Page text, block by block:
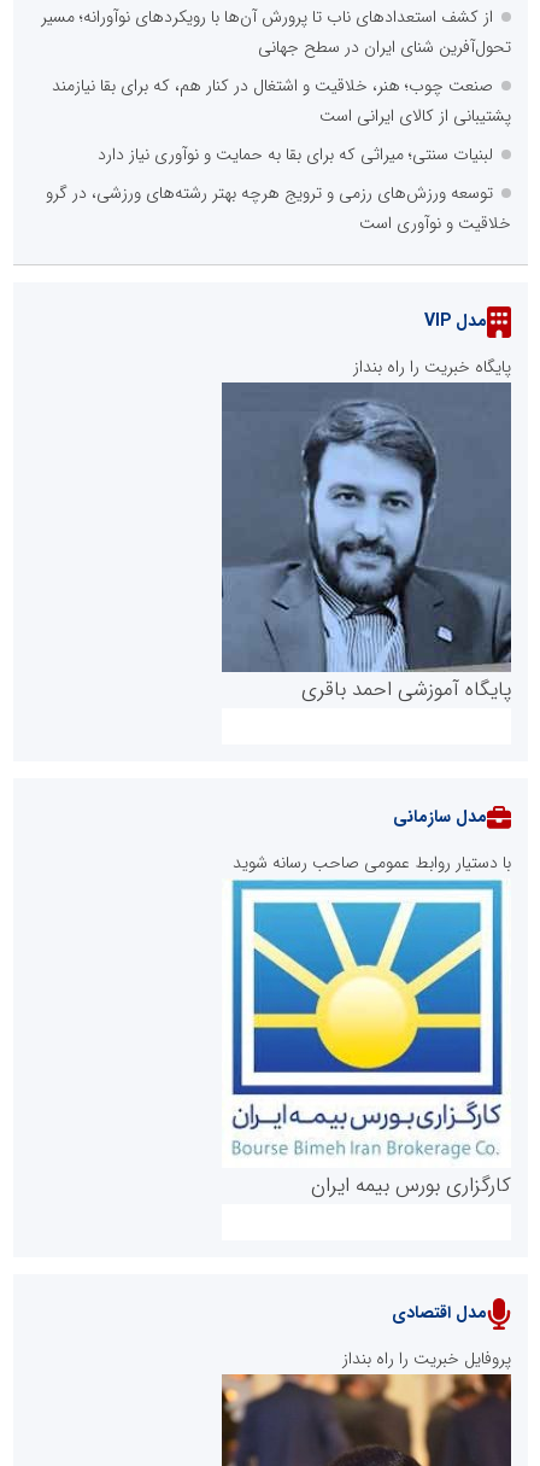
از کشف استعدادهای ناب تا پرورش آن‌ها با رویکردهای نوآورانه؛ مسیر
تحول‌آفرین شنای ایران در سطح جهانی
صنعت چوب؛ هنر، خلاقیت و اشتغال در کنار هم، که برای بقا نیازمند
پشتیبانی از کالای ایرانی است
لبنیات سنتی؛ میراثی که برای بقا به حمایت و نوآوری نیاز دارد
توسعه ورزش‌های رزمی و ترویج هرچه بهتر رشته‌های ورزشی، در گرو
خلاقیت و نوآوری است
مدل VIP
پایگاه خبریت را راه بنداز
پایگاه آموزشی احمد باقری
روابط عمومی خبرگزاری گزارش خبر
پایگاه خبری نهضت ملی مسکن
مدل سازمانی
با دستیار روابط عمومی صاحب رسانه شوید
کارگزاری بورس بیمه ایران
مدل اقتصادی
پروفایل خبریت را راه بنداز